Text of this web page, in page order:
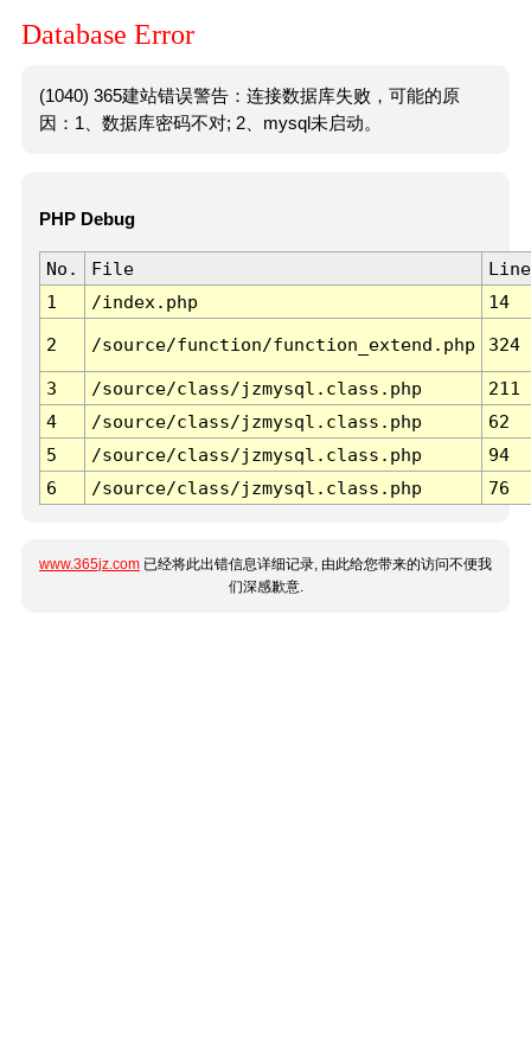
Database Error
(1040) 365建站错误警告：连接数据库失败，可能的原
因：1、数据库密码不对; 2、mysql未启动。
PHP Debug
No. File
Line
1
/index.php 14
2 /source/function/function_extend.php 324
3 /source/class/jzmysql.class.php
211
4
/source/class/jzmysql.class.php
62
5
/source/class/jzmysql.class.php
94
6
/source/class/jzmysql.class.php 76
www.365jz.com 已经将此出错信息详细记录, 由此给您带来的访问不便我
们深感歉意.